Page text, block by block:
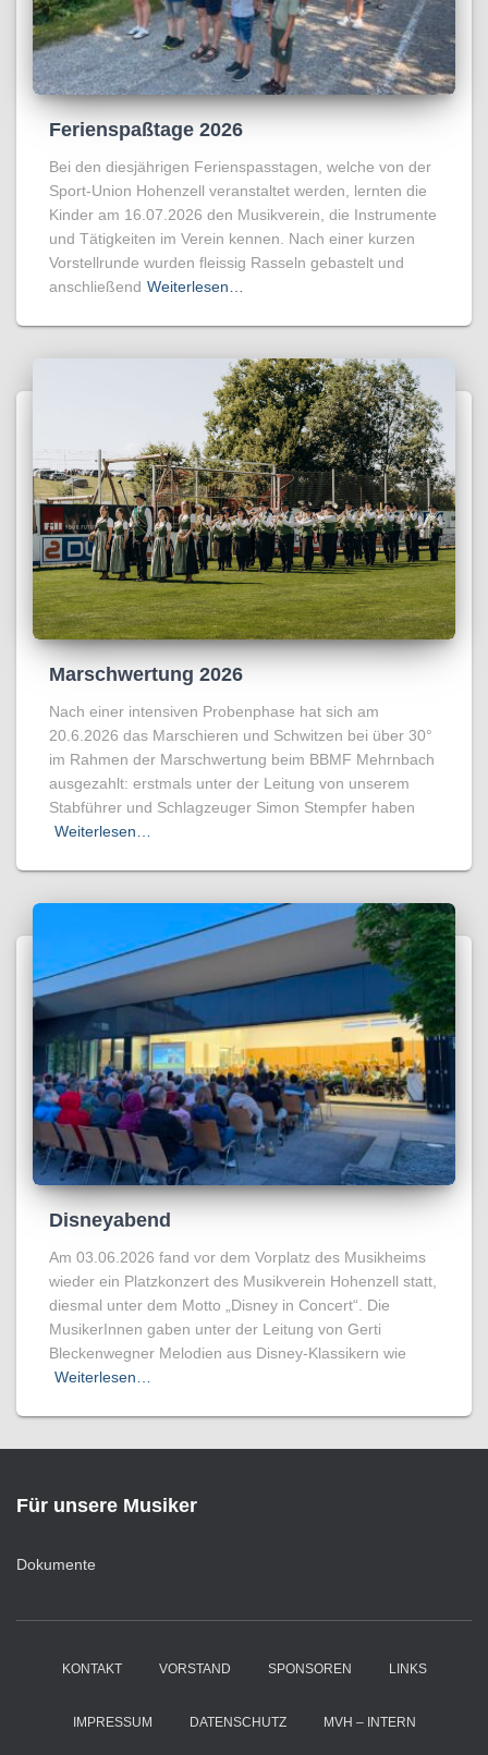
Ferienspaßtage 2026
Bei den diesjährigen Ferienspasstagen, welche von der
Sport-Union Hohenzell veranstaltet werden, lernten die
Kinder am 16.07.2026 den Musikverein, die Instrumente
und Tätigkeiten im Verein kennen. Nach einer kurzen
Vorstellrunde wurden fleissig Rasseln gebastelt und
anschließend Weiterlesen…
Marschwertung 2026
Nach einer intensiven Probenphase hat sich am
20.6.2026 das Marschieren und Schwitzen bei über 30°
im Rahmen der Marschwertung beim BBMF Mehrnbach
ausgezahlt: erstmals unter der Leitung von unserem
Stabführer und Schlagzeuger Simon Stempfer haben
Weiterlesen…
Disneyabend
Am 03.06.2026 fand vor dem Vorplatz des Musikheims
wieder ein Platzkonzert des Musikverein Hohenzell statt,
diesmal unter dem Motto „Disney in Concert“. Die
MusikerInnen gaben unter der Leitung von Gerti
Bleckenwegner Melodien aus Disney-Klassikern wie
Weiterlesen…
Für unsere Musiker
Dokumente
KONTAKT VORSTAND SPONSOREN LINKS
IMPRESSUM DATENSCHUTZ MVH – INTERN